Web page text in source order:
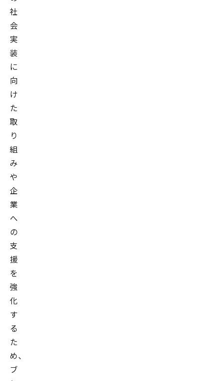
社
会
実
装
に
向
け
た
取
り
組
み
や
企
業
へ
の
支
援
を
強
化
す
る
た
め、
ブ